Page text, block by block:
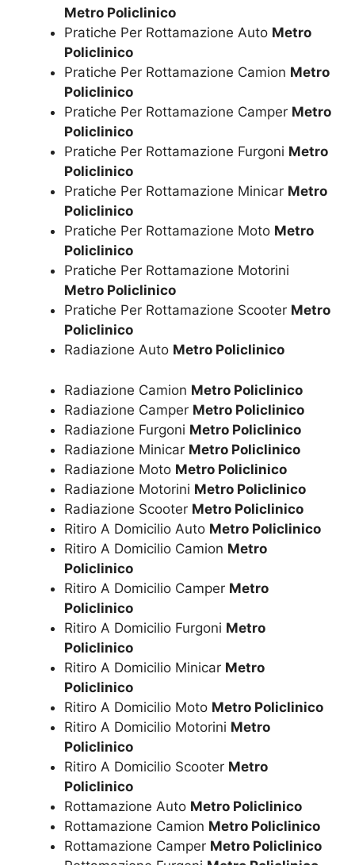
Metro Policlinico
Pratiche Per Rottamazione Auto Metro
Policlinico
Pratiche Per Rottamazione Camion Metro
Policlinico
Pratiche Per Rottamazione Camper Metro
Policlinico
Pratiche Per Rottamazione Furgoni Metro
Policlinico
Pratiche Per Rottamazione Minicar Metro
Policlinico
Pratiche Per Rottamazione Moto Metro
Policlinico
Pratiche Per Rottamazione Motorini
Metro Policlinico
Pratiche Per Rottamazione Scooter Metro
Policlinico
Radiazione Auto Metro Policlinico
Radiazione Camion Metro Policlinico
Radiazione Camper Metro Policlinico
Radiazione Furgoni Metro Policlinico
Radiazione Minicar Metro Policlinico
Radiazione Moto Metro Policlinico
Radiazione Motorini Metro Policlinico
Radiazione Scooter Metro Policlinico
Ritiro A Domicilio Auto Metro Policlinico
Ritiro A Domicilio Camion Metro
Policlinico
Ritiro A Domicilio Camper Metro
Policlinico
Ritiro A Domicilio Furgoni Metro
Policlinico
Ritiro A Domicilio Minicar Metro
Policlinico
Ritiro A Domicilio Moto Metro Policlinico
Ritiro A Domicilio Motorini Metro
Policlinico
Ritiro A Domicilio Scooter Metro
Policlinico
Rottamazione Auto Metro Policlinico
Rottamazione Camion Metro Policlinico
Rottamazione Camper Metro Policlinico